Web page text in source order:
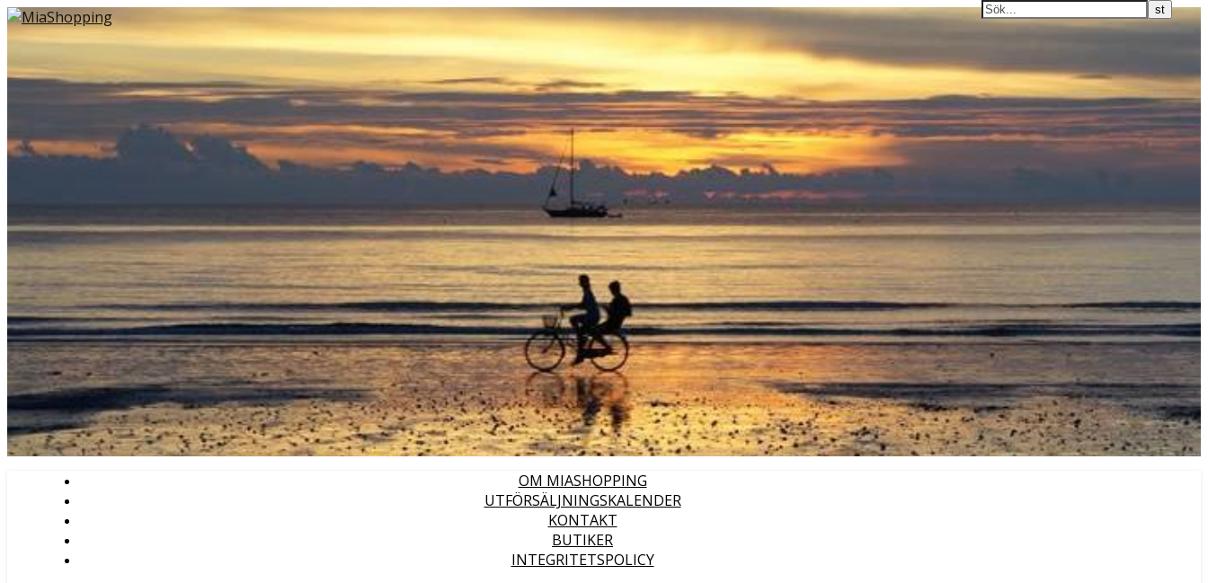
OM MIASHOPPING
UTFÖRSÄLJNINGSKALENDER
KONTAKT
BUTIKER
INTEGRITETSPOLICY